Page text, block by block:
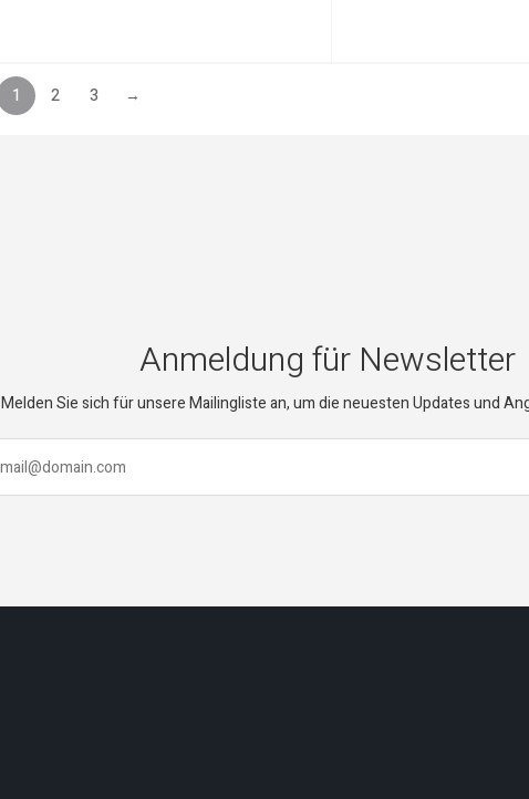
1 2 3 →
Anmeldung für Newsletter
Melden Sie sich für unsere Mailingliste an, um die neuesten Updates und